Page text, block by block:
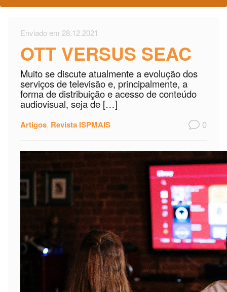
Enviado em 28.12.2021
OTT VERSUS SEAC
Muito se discute atualmente a evolução dos
serviços de televisão e, principalmente, a
forma de distribuição e acesso de conteúdo
audiovisual, seja de […]
Artigos Revista ISPMAIS 0